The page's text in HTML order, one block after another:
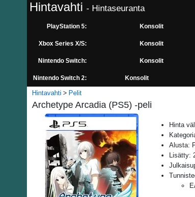
Hintavahti - Hintaseuranta
PlayStation 5: Konsolit
Xbox Series X/S: Konsolit
Nintendo Switch: Konsolit
Nintendo Switch 2: Konsolit
Hintavahti Pelit
Archetype Arcadia (PS5) -peli
Hinta
Alusta:
Lisätty: